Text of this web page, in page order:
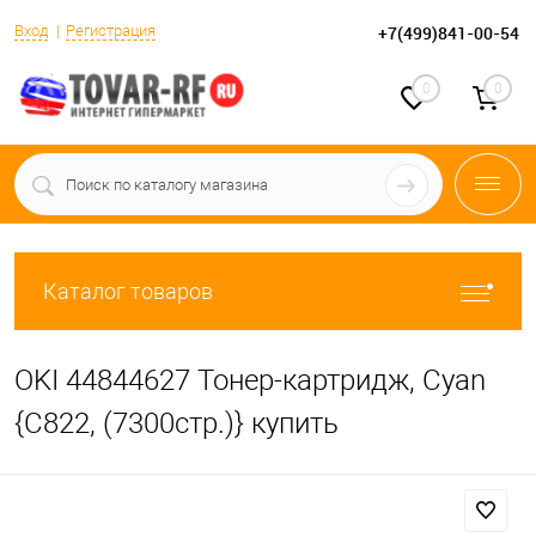
Вход Регистрация +7(499)841-00-54
0 0
Каталог товаров
OKI 44844627 Тонер-картридж, Cyan
{C822, (7300стр.)} купить